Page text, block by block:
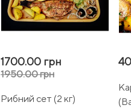
1700.00 грн
1950.00 грн
Рибний сет (2 кг)